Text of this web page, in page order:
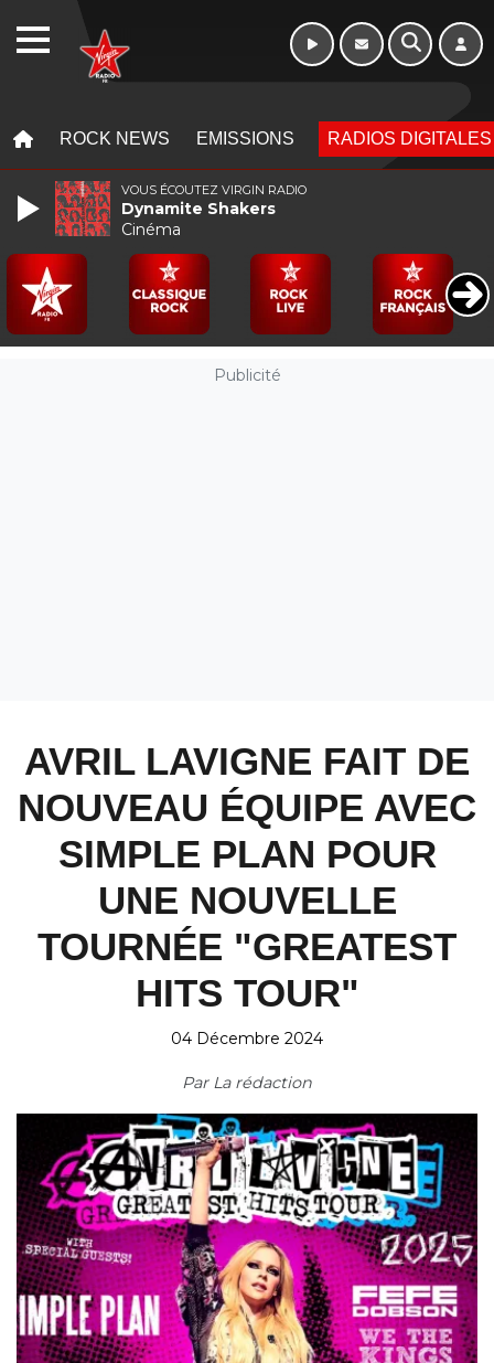
ROCK NEWS EMISSIONS RADIOS DIGITALES
Publicité
AVRIL LAVIGNE FAIT DE
NOUVEAU ÉQUIPE AVEC
SIMPLE PLAN POUR
UNE NOUVELLE
TOURNÉE "GREATEST
HITS TOUR"
04 Décembre 2024
Par La rédaction
VOUS ÉCOUTEZ VIRGIN RADIO
Dynamite Shakers
Cinéma
WEBRADIO Week-end de 06h
à 12h